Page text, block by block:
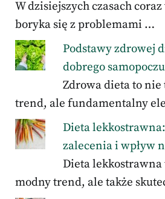
W dzisiejszych czasach
boryka się z problemami …
Podstawy zdrowej
dobrego
Zdrowa dieta to
trend, ale fundamentalny
Dieta
zalecenia i wpływ
Dieta
modny trend, ale także